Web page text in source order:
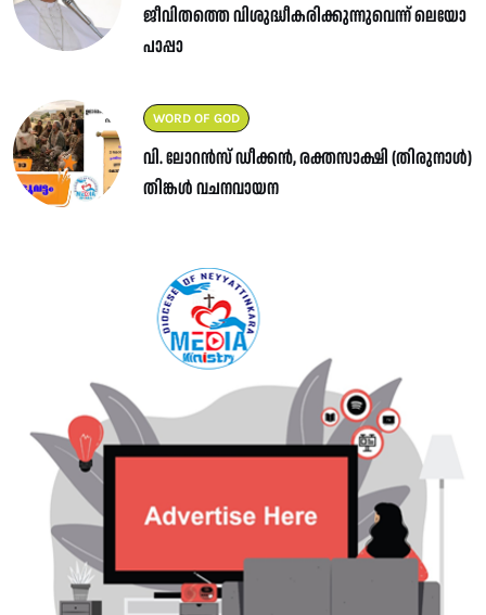
ജീവിതത്തെ വിശുദ്ധീകരിക്കുന്നുവെന്ന് ലെയോ
പാപ്പാ
WORD OF GOD
വി. ലോറൻസ് ഡീക്കൻ, രക്തസാക്ഷി (തിരുനാൾ)
തിങ്കൾ വചനവായന